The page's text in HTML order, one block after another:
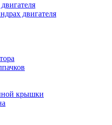
двигателя
крышки